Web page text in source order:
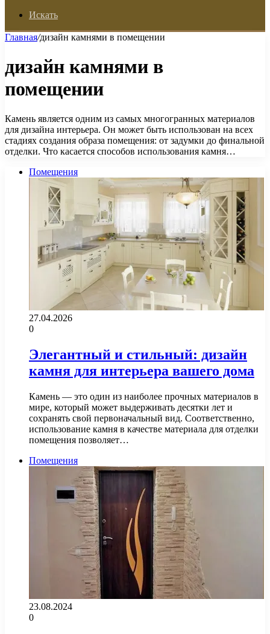
Искать
Главная/дизайн камнями в помещении
дизайн камнями в
помещении
Камень является одним из самых многогранных материалов
для дизайна интерьера. Он может быть использован на всех
стадиях создания образа помещения: от задумки до финальной
отделки. Что касается способов использования камня…
Помещения
27.04.2026
0
Элегантный и стильный: дизайн
камня для интерьера вашего дома
Камень — это один из наиболее прочных материалов в
мире, который может выдерживать десятки лет и
сохранять свой первоначальный вид. Соответственно,
использование камня в качестве материала для отделки
помещения позволяет…
Помещения
23.08.2024
0